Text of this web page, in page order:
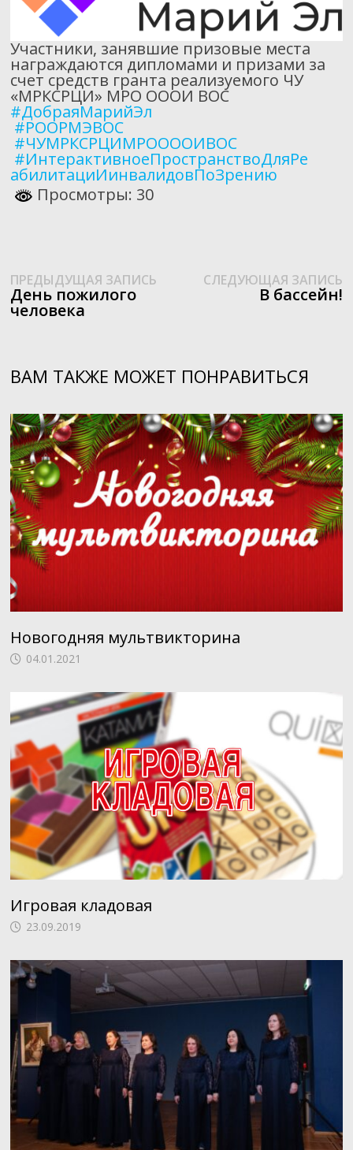
Участники, занявшие призовые места
награждаются дипломами и призами за
счет средств гранта реализуемого ЧУ
«МРКСРЦИ» МРО ОООИ ВОС
#ДобраяМарийЭл
#РООРМЭВОС
#ЧУМРКСРЦИМРООООИВОС
#ИнтерактивноеПространствоДляРе
абилитациИинвалидовПоЗрению
Просмотры: 30
Навигация
по
ПРЕДЫДУЩАЯ ЗАПИСЬПредыдущая
День пожилого
человека
СЛЕДУЮЩАЯ ЗАПИСЬ
В бассейн!
ВАМ ТАКЖЕ МОЖЕТ ПОНРАВИТЬСЯ
Новогодняя мультвикторина
04.01.2021
Игровая кладовая
23.09.2019